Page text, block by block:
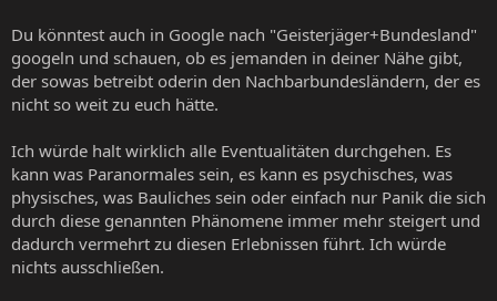
Du könntest auch in Google nach "Geisterjäger+Bundesland"
googeln und schauen, ob es jemanden in deiner Nähe gibt,
der sowas betreibt oderin den Nachbarbundesländern, der es
nicht so weit zu euch hätte.
Ich würde halt wirklich alle Eventualitäten durchgehen. Es
kann was Paranormales sein, es kann es psychisches, was
physisches, was Bauliches sein oder einfach nur Panik die sich
durch diese genannten Phänomene immer mehr steigert und
dadurch vermehrt zu diesen Erlebnissen führt. Ich würde
nichts ausschließen.